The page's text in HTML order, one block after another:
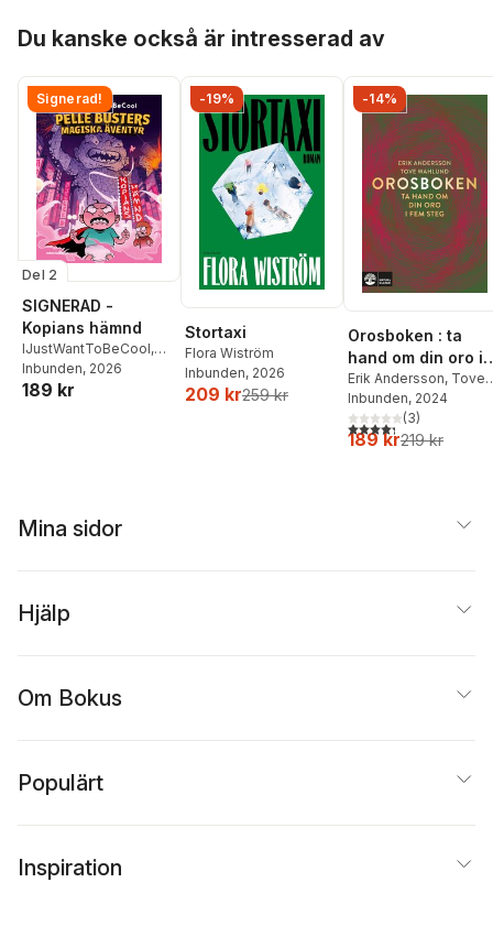
Du kanske också är intresserad av
Signerad!
Del 2
SIGNERAD -
Kopians hämnd
IJustWantToBeCool,
Joel Adolphson
Ejdemo Beer
Inbunden, 2026
189 kr
-19%
Stortaxi
Flora Wiström
Inbunden, 2026
209 kr259 kr
-14%
Orosboken : ta
hand om din oro i
fem steg
Erik Andersson, Tove
Wahlund
Inbunden, 2024
4,3utav 5 stjärnor.
(3)
189 kr219 kr
Mina sidor
Hjälp
Om Bokus
Populärt
Inspiration